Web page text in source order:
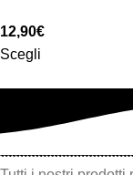
12,90€
Scegli